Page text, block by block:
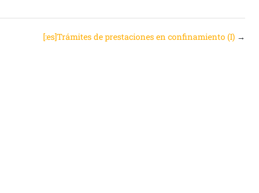
[:es]Trámites de prestaciones en confinamiento (I)→